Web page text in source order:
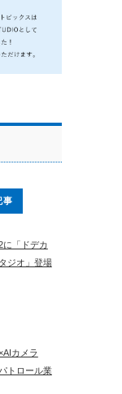
事
に「ドデカ
ジオ」登場
カメラ
トロール業